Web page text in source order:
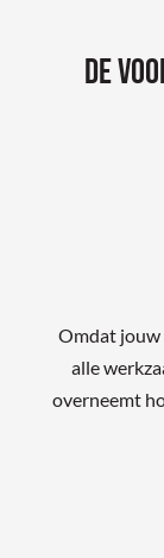
De
Omdat jouw
alle
overneemt